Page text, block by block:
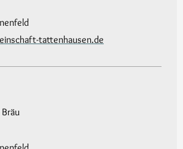
tattenhausen.de